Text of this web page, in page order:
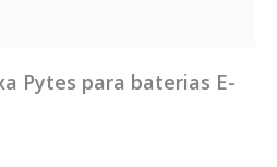
Pytes para baterias E-